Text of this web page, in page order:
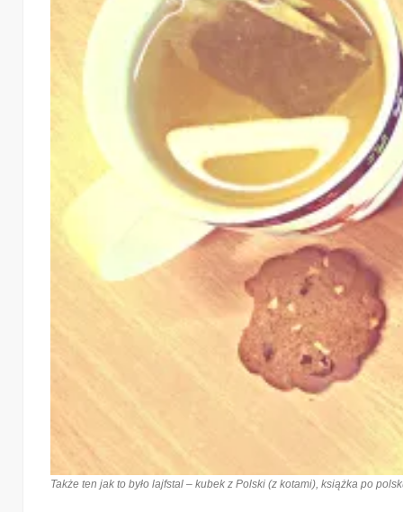
Także ten jak to było lajfstal – kubek z Polski (z kotami), książka po